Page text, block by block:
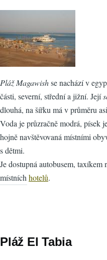
Pláž Magawishse nachází v
části, severní, střední a jižní. Její
dlouhá, na šířku má v průměru
Voda je průzračně modrá, písek
hojně navštěvovaná místními
s dětmi.
Je dostupná autobusem, taxíkem
místních hotelů.
Pláž El Tabia